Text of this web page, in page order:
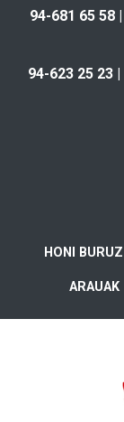
94-681 65 58 |
94-623 25 23 |
HONI BURUZ
ARAUAK